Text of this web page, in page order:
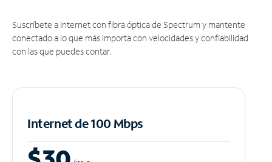
Suscríbete a Internet con fibra óptica de Spectrum y mantente
conectado a lo que más importa con velocidades y confiabilidad
con las que puedes contar.
Internet de 100 Mbps